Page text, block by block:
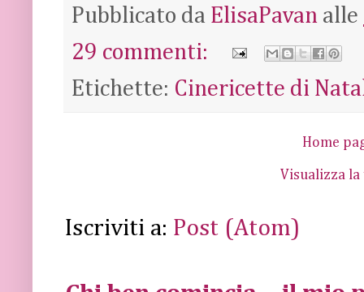
Pubblicato da ElisaPavan alle
29 commenti:
Etichette: Cinericette di
Home
Visualizza
Iscriviti a: Post (Atom)